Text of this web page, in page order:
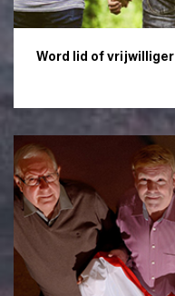
Word lid of vrijwilliger